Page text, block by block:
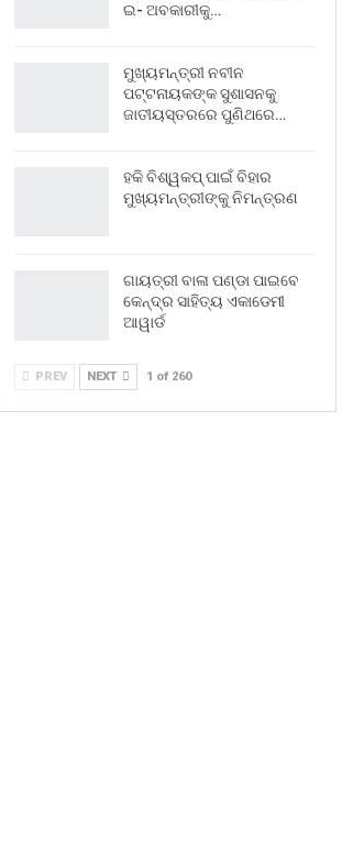
ଇ- ଅବକାରୀକୁ…
ମୁଖ୍ୟମନ୍ତ୍ରୀ ନବୀନ
ପଟ୍ଟନାୟକଙ୍କ ସୁଶାସନକୁ
ଜାତୀୟସ୍ତରରେ ପୁଣିଥରେ…
ହକି ବିଶ୍ୱକପ୍ ପାଇଁ ବିହାର
ମୁଖ୍ୟମନ୍ତ୍ରୀଙ୍କୁ ନିମନ୍ତ୍ରଣ
ଗାୟତ୍ରୀ ବାଳା ପଣ୍ଡା ପାଇବେ
କେନ୍ଦ୍ର ସାହିତ୍ୟ ଏକାଡେମୀ
ଆୱାର୍ଡ
PREV NEXT 1 of 260